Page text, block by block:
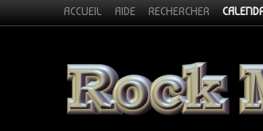
ACCUEIL AIDE RECHERCHER